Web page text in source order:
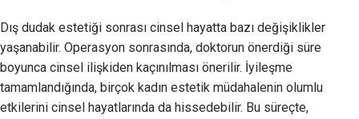
Dış dudak estetiği sonrası cinsel hayatta bazı değişiklikler
yaşanabilir. Operasyon sonrasında, doktorun önerdiği süre
boyunca cinsel ilişkiden kaçınılması önerilir. İyileşme
tamamlandığında, birçok kadın estetik müdahalenin olumlu
etkilerini cinsel hayatlarında da hissedebilir. Bu süreçte,